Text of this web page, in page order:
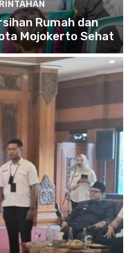
Rumah dan
Mojokerto Sehat